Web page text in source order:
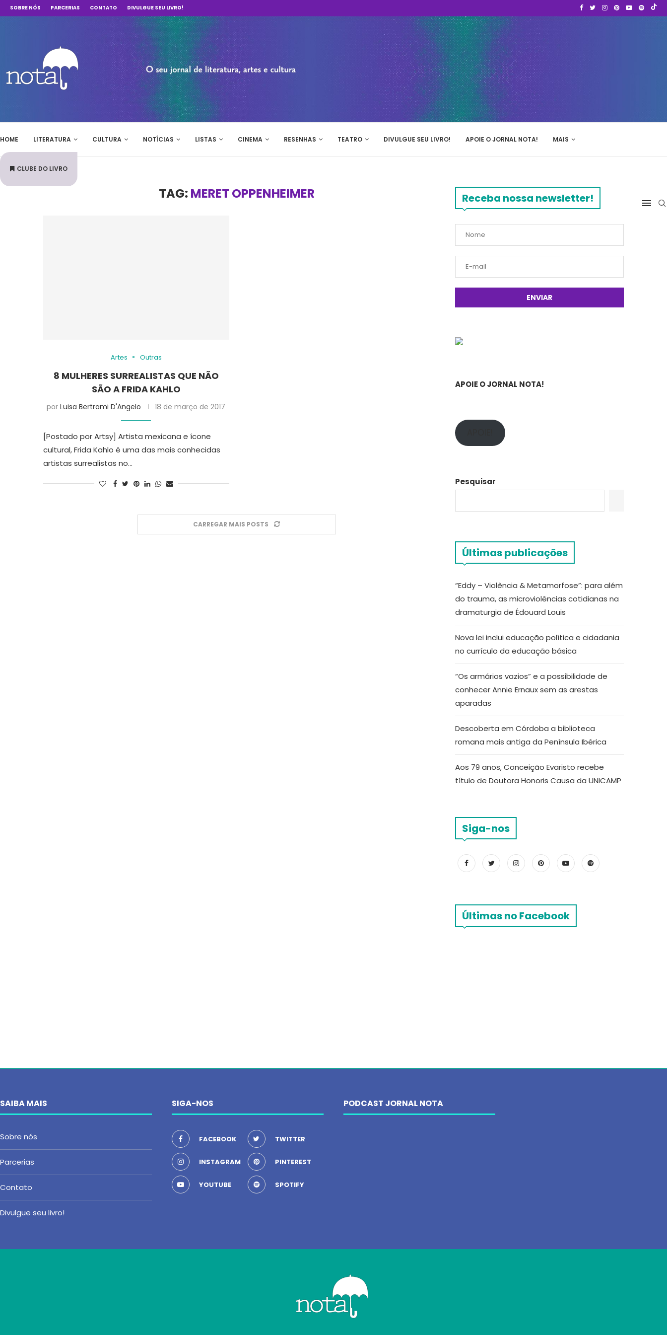
SOBRE NÓS PARCERIAS CONTATO DIVULGUE SEU LIVRO!
HOME LITERATURA CULTURA NOTÍCIAS LISTAS CINEMA RESENHAS TEATRO DIVULGUE SEU LIVRO! APOIE O JORNAL NOTA! MAIS
CLUBE DO LIVRO
TAG: MERET OPPENHEIMER
Artes Outras
8 MULHERES SURREALISTAS QUE NÃO
SÃO A FRIDA KAHLO
porLuisa Bertrami D'Angelo 18 de março de 2017
[Postado por Artsy] Artista mexicana e ícone
cultural, Frida Kahlo é uma das mais conhecidas
artistas surrealistas no…
CARREGAR MAIS POSTS
Receba nossa newsletter!
APOIE O JORNAL NOTA!
Pesquisar
Últimas publicações
“Eddy – Violência & Metamorfose”: para além
do trauma, as microviolências cotidianas na
dramaturgia de Édouard Louis
Nova lei inclui educação política e cidadania
no currículo da educação básica
“Os armários vazios” e a possibilidade de
conhecer Annie Ernaux sem as arestas
aparadas
Descoberta em Córdoba a biblioteca
romana mais antiga da Península Ibérica
Aos 79 anos, Conceição Evaristo recebe
título de Doutora Honoris Causa da UNICAMP
Siga-nos
Últimas no Facebook
SAIBA MAIS
Sobre nós
Parcerias
Contato
Divulgue seu livro!
SIGA-NOS
FACEBOOK TWITTER
INSTAGRAM PINTEREST
YOUTUBE SPOTIFY
PODCAST JORNAL NOTA